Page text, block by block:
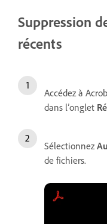
Suppression
récents
Accédez à
dans l’onglet
Sélectionnez
de fichiers.